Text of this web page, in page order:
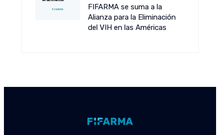
FIFARMA se suma a la
Alianza para la Eliminación
del VIH en las Américas